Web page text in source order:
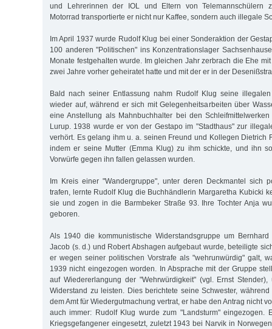
und Lehrerinnen der IOL und Eltern von Telemannschülern
Motorrad transportierte er nicht nur Kaffee, sondern auch illegale
Im April 1937 wurde Rudolf Klug bei einer Sonderaktion der
100 anderen "Politischen" ins Konzentrationslager
Monate festgehalten wurde. Im gleichen Jahr zerbrach die Ehe
zwei Jahre vorher geheiratet hatte und mit der er in der
Bald nach seiner Entlassung nahm Rudolf Klug seine illegalen
wieder auf, während er sich mit Gelegenheitsarbeiten über
eine Anstellung als Mahnbuchhalter bei den
Lurup. 1938 wurde er von der Gestapo im "Stadthaus" zur
verhört. Es gelang ihm u. a. seinen Freund und Kollegen Dietrich
indem er seine Mutter (Emma Klug) zu ihm schickte, und ihn
Vorwürfe gegen ihn fallen gelassen wurden.
Im Kreis einer "Wandergruppe", unter deren Deckmantel sich
trafen, lernte Rudolf Klug die Buchhändlerin Margaretha Kubicki
sie und zogen in die Barmbeker Straße 93. Ihre Tochter Anja
geboren.
Als 1940 die kommunistische Widerstandsgruppe um
Jacob (s. d.) und Robert Abshagen aufgebaut wurde, beteiligte
er wegen seiner politischen Vorstrafe als "wehrunwürdig" galt,
1939 nicht eingezogen worden. In Absprache mit der Gruppe
auf Wiedererlangung der "Wehrwürdigkeit" (vgl. Ernst
Widerstand zu leisten. Dies berichtete seine Schwester,
dem Amt für Wiedergutmachung vertrat, er habe den Antrag nicht
auch immer: Rudolf Klug wurde zum "Landsturm" eingezogen.
Kriegsgefangener eingesetzt, zuletzt 1943 bei Narvik in